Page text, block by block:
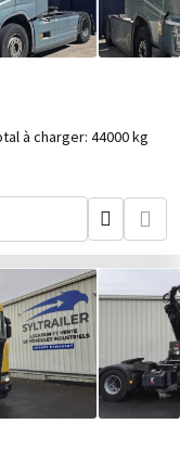
à charger: 44000 kg